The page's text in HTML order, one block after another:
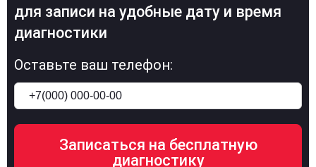
для записи на удобные дату и время
диагностики
Оставьте ваш телефон: